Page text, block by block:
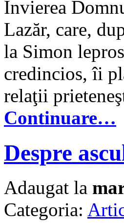
Învierea
Lazăr, care,
la Simon
credincios, îi
relaţii
Continuare…
Despre
Adaugat la
Categoria: